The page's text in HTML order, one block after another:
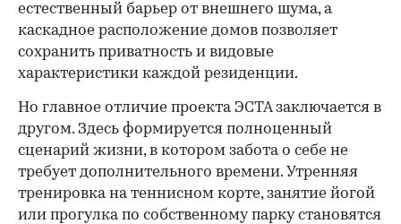
естественный барьер от внешнего шума, а
каскадное расположение домов позволяет
сохранить приватность и видовые
характеристики каждой резиденции.
Но главное отличие проекта ЭСТА заключается в
другом. Здесь формируется полноценный
сценарий жизни, в котором забота о себе не
требует дополнительного времени. Утренняя
тренировка на теннисном корте, занятие йогой
или прогулка по собственному парку становятся